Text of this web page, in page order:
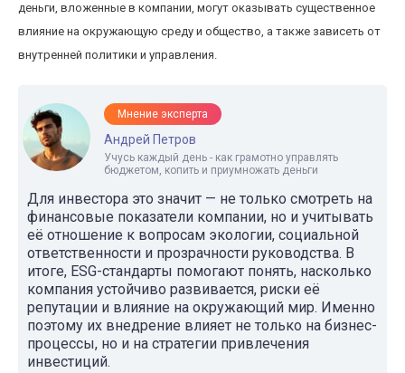
деньги, вложенные в компании, могут оказывать существенное
влияние на окружающую среду и общество, а также зависеть от
внутренней политики и управления.
Мнение эксперта
Андрей Петров
Учусь каждый день - как грамотно управлять
бюджетом, копить и приумножать деньги
Для инвестора это значит — не только смотреть на
финансовые показатели компании, но и учитывать
её отношение к вопросам экологии, социальной
ответственности и прозрачности руководства. В
итоге, ESG-стандарты помогают понять, насколько
компания устойчиво развивается, риски её
репутации и влияние на окружающий мир. Именно
поэтому их внедрение влияет не только на бизнес-
процессы, но и на стратегии привлечения
инвестиций.